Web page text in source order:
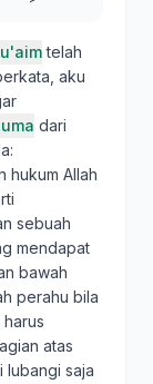
telah
aku
dari
hukum Allah
sebuah
mendapat
bawah
perahu bila
atas
lubangi saja